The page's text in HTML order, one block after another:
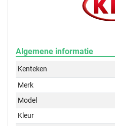
Algemene informatie
Kenteken
Merk
Model
Kleur